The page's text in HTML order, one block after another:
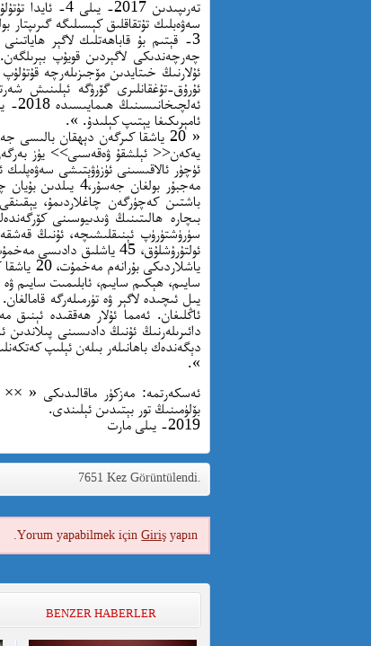
چەرچەندىكى لاگېردىن قويۇپ
ئۇلارنىڭ خىتايدىن مۆجىزىلەرچە
ئۇرۇق-تۇغقانلىرى گۆرۈگە ئېلىنىش
ئامېرىكىغا يېتىپ كېلىدۇ. ».
يەكەن<< ئېلشقۇ ۋەقەسىى>> يۈز
ئۈچۈر ئالاقىسىنى ئۈزۈۋېتىشى
مەجبۇر بولغان
باشتىن كەچۈرگەن چاغلاردىمۇ،
بىچارە ھالىتىنىڭ ۋىدىيوسىنى
دېگەندەك باھانىلەر بىلەن ئېلىپ
».
ئەسكەرتمە: مەزكۈر ماقالىدىكى « ××
بۆلۈمىنىڭ تور بېتىدىن ئېلىندى.
2019- يىلى مارت
7651 Kez Görüntülendi.
Yorum yapabilmek içinGiriş yapın.
BENZER HABERLER